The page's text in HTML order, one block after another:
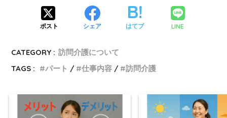
ポスト シェア はてブ LINE
CATEGORY : 訪問介護について
TAGS :
パート 仕事内容 訪問介護